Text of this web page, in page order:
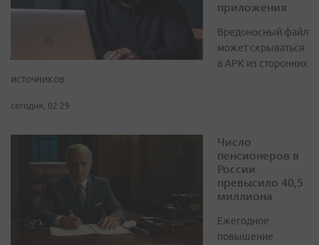
приложения
Вредоносный файл
может скрываться
в APK из сторонних
источников
сегодня, 02:29
Число
пенсионеров в
России
превысило 40,5
миллиона
Ежегодное
повышение